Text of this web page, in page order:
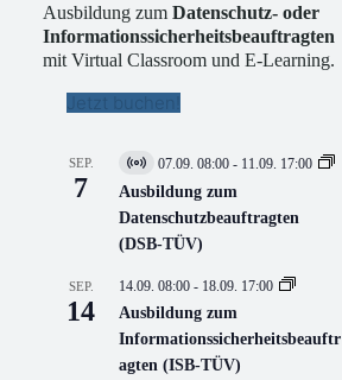
Ausbildung zumDatenschutz- oder
Informationssicherheitsbeauftragten
mit Virtual Classroom und E-Learning.
Jetzt buchen!
SEP.
7
V
i
t
u
l
V
e
r
07.09. 08:00 - 11.09. 17:00
Ausbildung zum
Datenschutzbeauftragten
(DSB-TÜV)
SEP.
14
14.09. 08:00 - 18.09. 17:00
Ausbildung zum
Informationssicherheitsbeauftr
agten (ISB-TÜV)